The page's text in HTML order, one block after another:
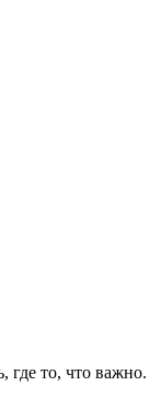
где то, что важно.